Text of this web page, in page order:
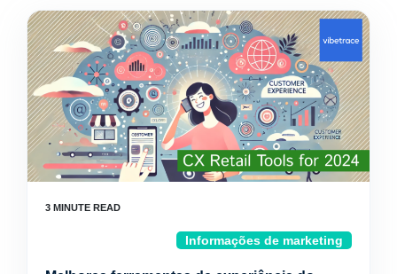
Informações de marketing